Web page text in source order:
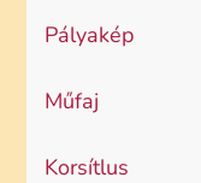
Pályakép
Műfaj
Korsítlus